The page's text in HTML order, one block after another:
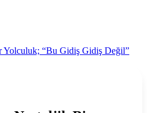
Yolculuk; “Bu Gidiş Gidiş Değil”